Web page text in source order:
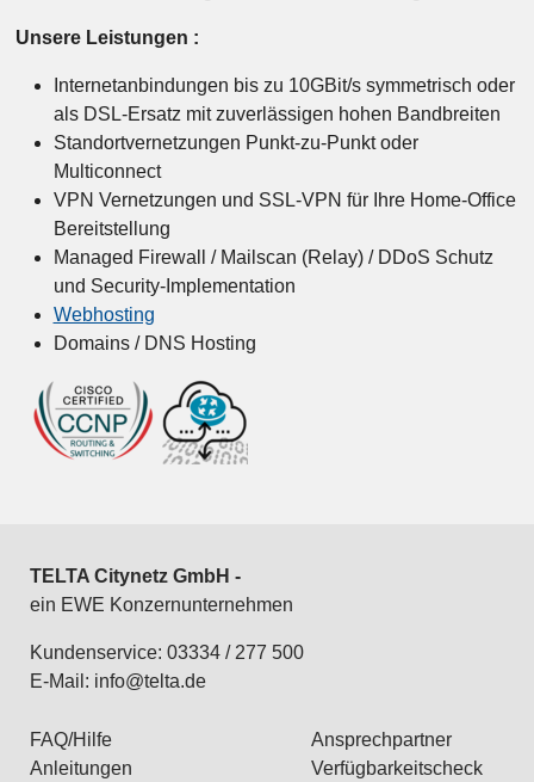
Unsere Leistungen :
Internetanbindungen bis zu 10GBit/s symmetrisch oder
als DSL-Ersatz mit zuverlässigen hohen Bandbreiten
Standortvernetzungen Punkt-zu-Punkt oder
Multiconnect
VPN Vernetzungen und SSL-VPN für Ihre Home-Office
Bereitstellung
Managed Firewall / Mailscan (Relay) / DDoS Schutz
und Security-Implementation
Webhosting
Domains / DNS Hosting
TELTA Citynetz GmbH -
ein EWE Konzernunternehmen
Kundenservice: 03334 / 277 500
E-Mail: info@telta.de
FAQ/Hilfe
Anleitungen
Ansprechpartner
Verfügbarkeitscheck